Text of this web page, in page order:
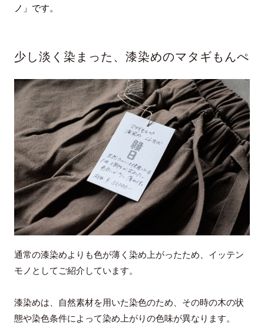
ノ」です。
少し淡く染まった、漆染めのマタギもんぺ
通常の漆染めよりも色が薄く染め上がったため、イッテン
モノとしてご紹介しています。
漆染めは、自然素材を用いた染色のため、その時の木の状
態や染色条件によって染め上がりの色味が異なります。